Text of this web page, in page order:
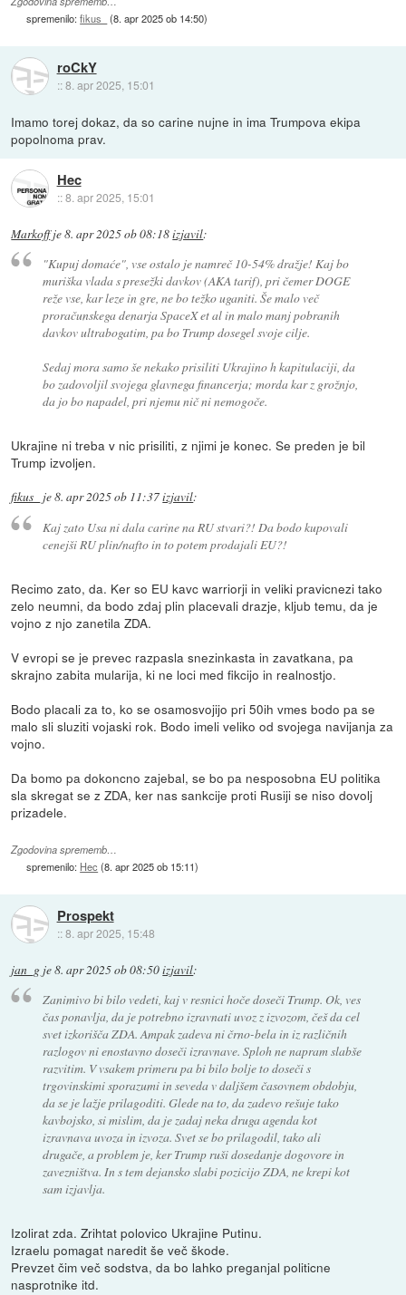
spremenilo:fikus_ (8. apr 2025 ob 14:50)
roCkY
::8. apr 2025, 15:01
Imamo torej dokaz, da so carine nujne in ima Trumpova ekipa
popolnoma prav.
Hec
::8. apr 2025, 15:01
Markoffje8. apr 2025 ob 08:18izjavil:
"Kupuj domaće", vse ostalo je namreč 10-54% dražje! Kaj bo
muriška vlada s presežki davkov (AKA tarif), pri čemer DOGE
reže vse, kar leze in gre, ne bo težko uganiti. Še malo več
proračunskega denarja SpaceX et al in malo manj pobranih
davkov ultrabogatim, pa bo Trump dosegel svoje cilje.
Sedaj mora samo še nekako prisiliti Ukrajino h kapitulaciji, da
bo zadovoljil svojega glavnega financerja; morda kar z grožnjo,
da jo bo napadel, pri njemu nič ni nemogoče.
Ukrajine ni treba v nic prisiliti, z njimi je konec. Se preden je bil
Trump izvoljen.
fikus_ je8. apr 2025 ob 11:37izjavil:
Kaj zato Usa ni dala carine na RU stvari?! Da bodo kupovali
cenejši RU plin/nafto in to potem prodajali EU?!
Recimo zato, da. Ker so EU kavc warriorji in veliki pravicnezi tako
zelo neumni, da bodo zdaj plin placevali drazje, kljub temu, da je
vojno z njo zanetila ZDA.
V evropi se je prevec razpasla snezinkasta in zavatkana, pa
skrajno zabita mularija, ki ne loci med fikcijo in realnostjo.
Bodo placali za to, ko se osamosvojijo pri 50ih vmes bodo pa se
malo sli sluziti vojaski rok. Bodo imeli veliko od svojega navijanja za
vojno.
Da bomo pa dokoncno zajebal, se bo pa nesposobna EU politika
sla skregat se z ZDA, ker nas sankcije proti Rusiji se niso dovolj
prizadele.
Zgodovina sprememb…
spremenilo: Hec (8. apr 2025 ob 15:11)
Prospekt
::8. apr 2025, 15:48
jan_g je8. apr 2025 ob 08:50izjavil:
Zanimivo bi bilo vedeti, kaj v resnici hoče doseči Trump. Ok, ves
čas ponavlja, da je potrebno izravnati uvoz z izvozom, češ da cel
svet izkorišča ZDA. Ampak zadeva ni črno-bela in iz različnih
razlogov ni enostavno doseči izravnave. Sploh ne napram slabše
razvitim. V vsakem primeru pa bi bilo bolje to doseči s
trgovinskimi sporazumi in seveda v daljšem časovnem obdobju,
da se je lažje prilagoditi. Glede na to, da zadevo rešuje tako
kavbojsko, si mislim, da je zadaj neka druga agenda kot
izravnava uvoza in izvoza. Svet se bo prilagodil, tako ali
drugače, a problem je, ker Trump ruši dosedanje dogovore in
zavezništva. In s tem dejansko slabi pozicijo ZDA, ne krepi kot
sam izjavlja.
Izolirat zda. Zrihtat polovico Ukrajine Putinu.
Izraelu pomagat naredit še več škode.
Prevzet čim več sodstva, da bo lahko preganjal politicne
nasprotnike itd.